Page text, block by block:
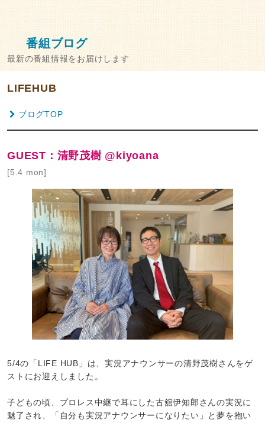
番組ブログ
最新の番組情報をお届けします
LIFEHUB
ブログTOP
GUEST：清野茂樹 @kiyoana
[5.4 mon]
5/4の「LIFE HUB」は、実況アナウンサーの清野茂樹さんをゲ
ストにお迎えしました。
子どもの頃、プロレス中継で耳にした古舘伊知郎さんの実況に
魅了され、「自分も実況アナウンサーになりたい」と夢を抱い